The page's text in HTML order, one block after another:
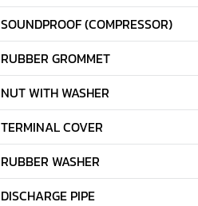
SOUNDPROOF (COMPRESSOR)
RUBBER GROMMET
NUT WITH WASHER
TERMINAL COVER
RUBBER WASHER
DISCHARGE PIPE